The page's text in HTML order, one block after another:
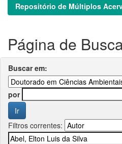
Repositório de Múltiplos
Página de
Buscar em:
por
Filtros correntes: